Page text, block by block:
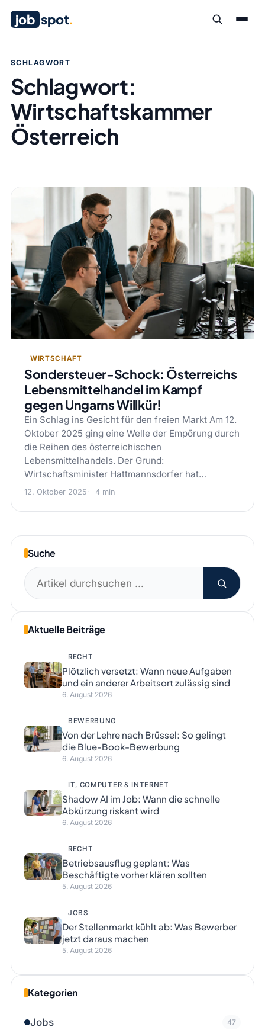
job spot.
SCHLAGWORT
Schlagwort:
Wirtschaftskammer
Österreich
WIRTSCHAFT
Sondersteuer-Schock: Österreichs
Lebensmittelhandel im Kampf
gegen Ungarns Willkür!
Ein Schlag ins Gesicht für den freien Markt Am 12.
Oktober 2025 ging eine Welle der Empörung durch
die Reihen des österreichischen
Lebensmittelhandels. Der Grund:
Wirtschaftsminister Hattmannsdorfer hat…
12. Oktober 2025 4 min
Suche
Suchen
nach:
Aktuelle Beiträge
RECHT
Plötzlich versetzt: Wann neue Aufgaben
und ein anderer Arbeitsort zulässig sind
6. August 2026
BEWERBUNG
Von der Lehre nach Brüssel: So gelingt
die Blue-Book-Bewerbung
6. August 2026
IT, COMPUTER & INTERNET
Shadow AI im Job: Wann die schnelle
Abkürzung riskant wird
6. August 2026
RECHT
Betriebsausflug geplant: Was
Beschäftigte vorher klären sollten
5. August 2026
JOBS
Der Stellenmarkt kühlt ab: Was Bewerber
jetzt daraus machen
5. August 2026
Kategorien
Jobs 47